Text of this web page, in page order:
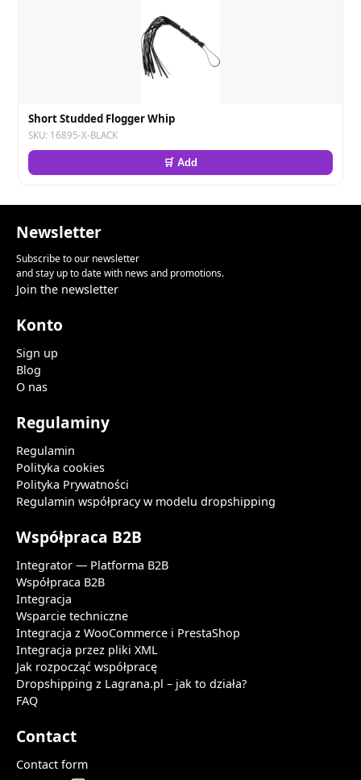
Short Studded Flogger Whip
SKU: 16895-X-BLACK
🛒 Add
Newsletter
Subscribe to our newsletter
and stay up to date with news and promotions.
Join the newsletter
Konto
Sign up
Blog
O nas
Regulaminy
Regulamin
Polityka cookies
Polityka Prywatności
Regulamin współpracy w modelu dropshipping
Współpraca B2B
Integrator — Platforma B2B
Współpraca B2B
Integracja
Wsparcie techniczne
Integracja z WooCommerce i PrestaShop
Integracja przez pliki XML
Jak rozpocząć współpracę
Dropshipping z Lagrana.pl – jak to działa?
FAQ
Contact
Contact form